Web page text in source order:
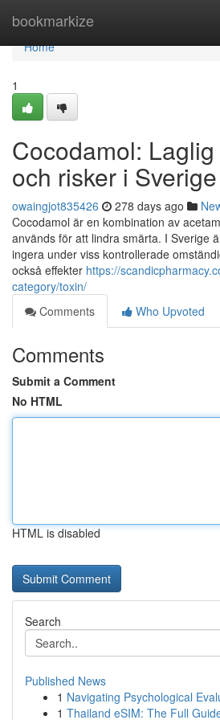
bookmarkize
Home
Home
1
Cocodamol:
och risker i Sverige
owaingjot835426 278 days ago
Cocodamol är en kombination av
används för att lindra smärta. I Sverige
ingera under viss kontrollerade
också effekter https://
category/toxin/
Comments
Who Upvoted
Comments
Submit a Comment
No HTML
HTML is disabled
Search
Published News
1 Navigating Psychological
1 Thailand eSIM: The Full